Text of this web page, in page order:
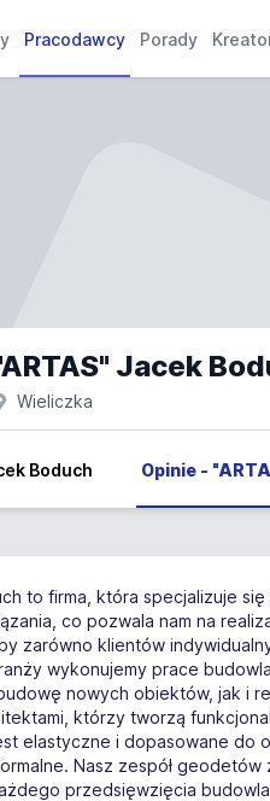
Pracodawcy Porady
Jacek
Wieliczka
Boduch Opinie -
to firma, która specjalizuje
co pozwala nam na
zarówno klientów
wykonujemy prace
nowych obiektów, jak i
którzy tworzą
elastyczne i dopasowane do
Nasz zespół
przedsięwzięcia